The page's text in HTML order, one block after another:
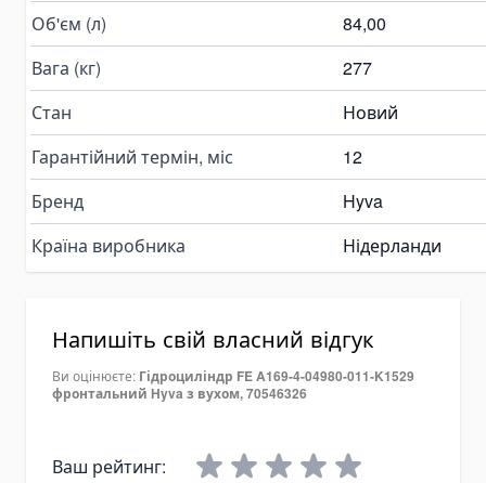
Вали відбору потужності
Гідромотори
Vane Motor
Масло гідравлічне
Редуктори на трактори
Запчастини гідравліки і гідрообладнання
Адаптери гідравлічні
Рукави та шланги
Підшипники
Комплектуючі для коробок відбору потужності
Гідравлічне рульове управління
Об'єм (л)
84,00
Вага (кг)
277
Стан
Новий
Гарантійний термін, міс
12
Бренд
Hyva
Країна виробника
Нідерланди
Напишіть свій власний відгук
Ви оцінюєте: Гідроциліндр FE A169-4-04980-011-K1529
фронтальний Hyva з вухом, 70546326
Ваш рейтинг: